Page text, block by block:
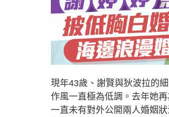
現年43歲、謝賢與狄波拉的
作風一直極為低調。去年她
一直未有對外公開兩人婚姻